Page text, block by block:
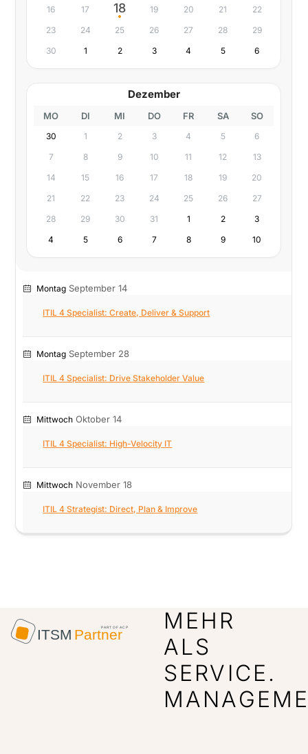
16 17 18 19 20 21
22
23
24 25 26 27 28
29
30
1 2 3 4 5 6
Dezember
MO DI MI DO FR SA SO
30 1 2 3 4 5
6
7
8 9 10 11 12
13
14
15 16 17 18 19
20
21
22 23 24 25 26
27
28
29 30 31 1 2
3
4
5 6 7 8 9 10
Montag September 14
ITIL 4 Specialist: Create, Deliver & Support
Montag September 28
ITIL 4 Specialist: Drive Stakeholder Value
Mittwoch Oktober 14
ITIL 4 Specialist: High-Velocity IT
Mittwoch November 18
ITIL 4 Strategist: Direct, Plan & Improve
MEHR
ALS
SERVICE.